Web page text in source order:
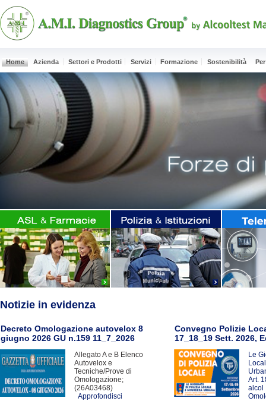
Home Azienda Settori e Prodotti Servizi Formazione Sostenibilità
Notizie in evidenza
Decreto Omologazione autovelox 8
giugno 2026 GU n.159 11_7_2026
Allegato A e B Elenco
Autovelox e
Tecniche/Prove di
Omologazione;
(26A03468)
Approfondisci
Convegno Polizie
17_18_19 Sett. 2026,
Le
Art.
alcol